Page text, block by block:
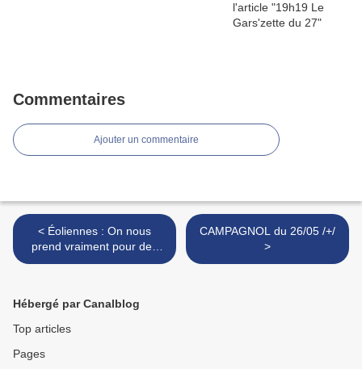
Commentaires
Ajouter un commentaire
< Éoliennes : On nous
prend vraiment pour des
cons, dans notre coin de
agricultrice
CAMPAGNOL du 26/05 /+/
>
Hébergé par Canalblog
Top articles
Pages